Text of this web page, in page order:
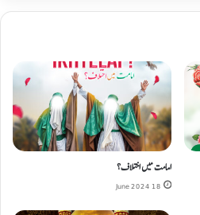
امامت میں اختلاف؟
18 June 2024